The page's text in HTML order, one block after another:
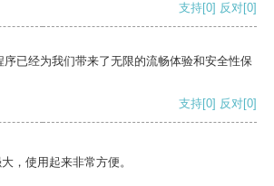
支持[0] 反对[0]
已经为我们带来了无限的流畅体验和安全性保
支持[0] 反对[0]
，使用起来非常方便。